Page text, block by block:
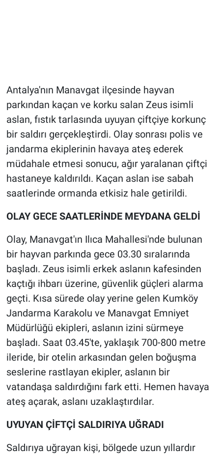
Antalya'nın Manavgat ilçesinde hayvan
parkından kaçan ve korku salan Zeus isimli
aslan, fıstık tarlasında uyuyan çiftçiye korkunç
bir saldırı gerçekleştirdi. Olay sonrası polis ve
jandarma ekiplerinin havaya ateş ederek
müdahale etmesi sonucu, ağır yaralanan çiftçi
hastaneye kaldırıldı. Kaçan aslan ise sabah
saatlerinde ormanda etkisiz hale getirildi.
OLAY GECE SAATLERİNDE MEYDANA GELDİ
Olay, Manavgat'ın Ilıca Mahallesi'nde bulunan
bir hayvan parkında gece 03.30 sıralarında
başladı. Zeus isimli erkek aslanın kafesinden
kaçtığı ihbarı üzerine, güvenlik güçleri alarma
geçti. Kısa sürede olay yerine gelen Kumköy
Jandarma Karakolu ve Manavgat Emniyet
Müdürlüğü ekipleri, aslanın izini sürmeye
başladı. Saat 03.45'te, yaklaşık 700-800 metre
ileride, bir otelin arkasından gelen boğuşma
seslerine rastlayan ekipler, aslanın bir
vatandaşa saldırdığını fark etti. Hemen havaya
ateş açarak, aslanı uzaklaştırdılar.
UYUYAN ÇİFTÇİ SALDIRIYA UĞRADI
Saldırıya uğrayan kişi, bölgede uzun yıllardır